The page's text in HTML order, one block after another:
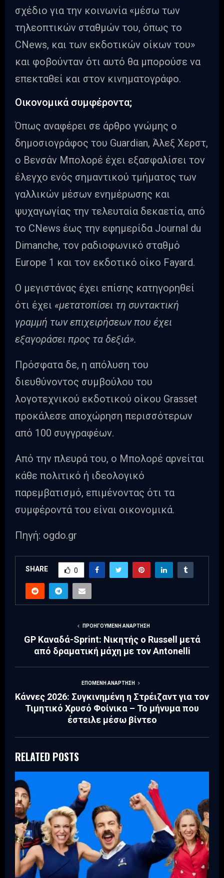
σχέδιο για την κοινωνία «μέσω των
τηλεοπτικών σταθμών του, όπως το
CNews, και των εκδοτικών οίκων του»
και φοβούνταν ότι αυτό θα μπορούσε να
επεκταθεί και στον κινηματογράφο.
Οικονομικά συμφέροντα;
Όπως αναφέρει σε άρθρο γνώμης ο
δημοσιογράφος του Guardian, Άλεξ Χερστ,
ο Βενσάν Μπολορέ έχει εξασφαλίσει τον
έλεγχο ενός σημαντικού τμήματος των
γαλλικών μέσων ενημέρωσης και
ψυχαγωγίας την τελευταία δεκαετία, από
το CNews έως την εφημερίδα Journal du
Dimanche, τον ραδιοφωνικό σταθμό
Europe 1 και τον εκδοτικό οίκο Fayard.
Ο μεγιστάνας έχει επίσης κατηγορηθεί
ότι έχει «μετατοπίσει τη συντακτική
γραμμή των επιχειρήσεων που έχει
εξαγοράσει προς τα δεξιά».
Πρόσφατα δε, η απόλυση του
διευθύνοντος συμβούλου του
λογοτεχνικού εκδοτικού οίκου Grasset
προκάλεσε αποχώρηση περισσότερων
από 100 συγγραφέων.
Από την πλευρά του, ο Μπολορέ αρνείται
κάθε πολιτικό ή ιδεολογικό
παρεμβατισμό, επιμένοντας ότι τα
συμφέροντά του είναι οικονομικά.
Πηγή: ogdo.gr
SHARE 0
ΠΡΟΗΓΟΎΜΕΝΗ ΑΝΆΡΤΗΣΗ
GP Καναδά-Sprint: Νικητής ο Russell μετά
από δραματική μάχη με τον Antonelli
ΕΠΌΜΕΝΗ ΑΝΆΡΤΗΣΗ
Κάννες 2026: Συγκινημένη η Στρέιζαντ για τον
Τιμητικό Χρυσό Φοίνικα – Το μήνυμα που
έστειλε μέσω βίντεο
RELATED POSTS